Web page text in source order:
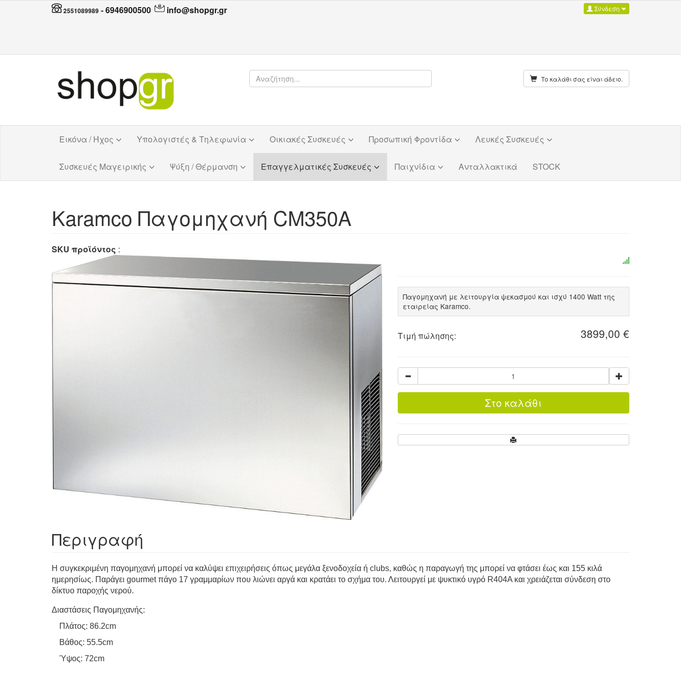
2551089989 -6946900500 info@shopgr.gr Σύνδεση
Το καλάθι σας είναι άδειο.
Εικόνα / Ήχος Υπολογιστές & Τηλεφωνία Οικιακές Συσκευές Προσωπική Φροντίδα Λευκές Συσκευές
Συσκευές Μαγειρικής Ψύξη / Θέρμανση Επαγγελματικές Συσκευές Παιχνίδια Ανταλλακτικά STOCK
Karamco Παγομηχανή CM350A
SKU προϊόντος :
Παγομηχανή με λειτουργία ψεκασμού και ισχύ 1400 Watt της
εταιρείας Karamco.
Τιμή πώλησης: 3899,00 €
Περιγραφή
Η συγκεκριμένη παγομηχανή μπορεί να καλύψει επιχειρήσεις όπως μεγάλα ξενοδοχεία ή clubs, καθώς η παραγωγή της μπορεί να φτάσει έως και 155 κιλά
ημερησίως. Παράγει gourmet πάγο 17 γραμμαρίων που λιώνει αργά και κρατάει το σχήμα του. Λειτουργεί με ψυκτικό υγρό R404A και χρειάζεται σύνδεση στο
δίκτυο παροχής νερού.
Διαστάσεις Παγομηχανής:
Πλάτος: 86.2cm
Βάθος: 55.5cm
Ύψος: 72cm